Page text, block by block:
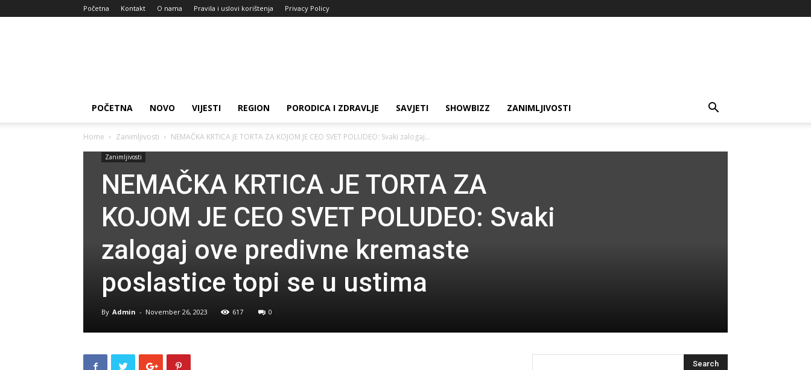
Početna Kontakt O nama Pravila i uslovi korištenja Privacy Policy
POČETNA NOVO VIJESTI REGION PORODICA I ZDRAVLJE SAVJETI SHOWBIZZ ZANIMLJIVOSTI
Home Zanimljivosti NEMAČKA KRTICA JE TORTA ZA KOJOM JE CEO SVET POLUDEO: Svaki zalogaj...
Zanimljivosti
NEMAČKA KRTICA JE TORTA ZA
KOJOM JE CEO SVET POLUDEO: Svaki
zalogaj ove predivne kremaste
poslastice topi se u ustima
By Admin - November 26, 2023 617 0